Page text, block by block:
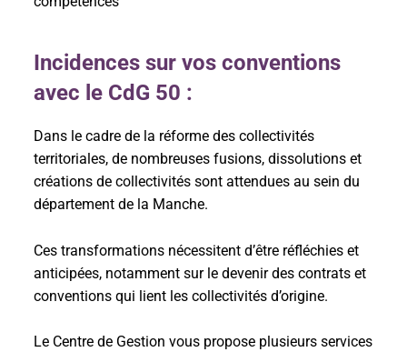
Incidences sur vos conventions
avec le CdG 50 :
Dans le cadre de la réforme des collectivités
territoriales, de nombreuses fusions, dissolutions et
créations de collectivités sont attendues au sein du
département de la Manche.
Ces transformations nécessitent d’être réfléchies et
anticipées, notamment sur le devenir des contrats et
conventions qui lient les collectivités d’origine.
Le Centre de Gestion vous propose plusieurs services